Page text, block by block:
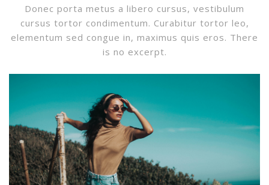
Donec porta metus a libero cursus, vestibulum
cursus tortor condimentum. Curabitur tortor leo,
elementum sed congue in, maximus quis eros. There
is no excerpt.